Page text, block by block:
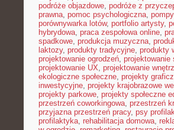
podróże objazdowe, podróże z
prawna, pomoc psychologiczna,
porównywarka lotów, portfolio artysty,
hybrydowa, praca zespołowa online,
spadkowe, produkcja muzyczna,
laktozy, produkty tradycyjne, produkty
projektowanie ogrodzeń, projektowanie
projektowanie UX, projektowanie
ekologiczne społeczne, projekty
inwestycyjne, projekty krajobrazowe
projekty parkowe, projekty społeczne
przestrzeń coworkingowa, przestrzeń
przyjazna przestrzeń pracy, psy
profilaktyka, rehabilitacja domowa,